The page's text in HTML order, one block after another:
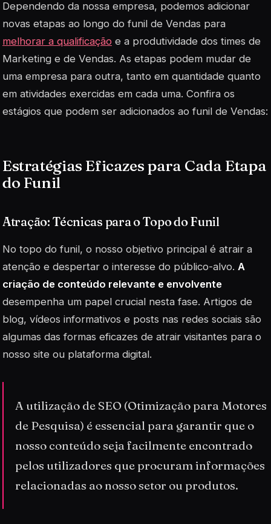
Dependendo da nossa empresa, podemos adicionar
novas etapas ao longo do funil de Vendas para
melhorar a qualificação e a produtividade dos times de
Marketing e de Vendas. As etapas podem mudar de
uma empresa para outra, tanto em quantidade quanto
em atividades exercidas em cada uma. Confira os
estágios que podem ser adicionados ao funil de Vendas:
Estratégias Eficazes para Cada Etapa
do Funil
Atração: Técnicas para o Topo do Funil
No topo do funil, o nosso objetivo principal é atrair a
atenção e despertar o interesse do público-alvo. A
criação de conteúdo relevante e envolvente
desempenha um papel crucial nesta fase. Artigos de
blog, vídeos informativos e posts nas redes sociais são
algumas das formas eficazes de atrair visitantes para o
nosso site ou plataforma digital.
A utilização de SEO (Otimização para Motores
de Pesquisa) é essencial para garantir que o
nosso conteúdo seja facilmente encontrado
pelos utilizadores que procuram informações
relacionadas ao nosso setor ou produtos.